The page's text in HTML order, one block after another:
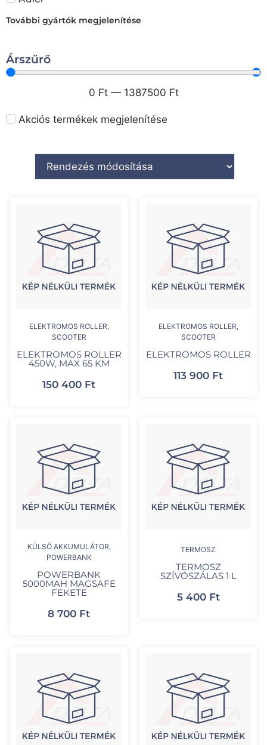
További gyártók megjelenítése
Árszűrő
0 Ft— 1387500 Ft
Akciós termékek megjelenítése
ELEKTROMOS ROLLER,
SCOOTER
ELEKTROMOS ROLLER
450W, MAX 65 KM
150 400 Ft
ELEKTROMOS ROLLER,
SCOOTER
ELEKTROMOS ROLLER
113 900 Ft
KÜLSŐ AKKUMULÁTOR,
POWERBANK
POWERBANK
5000MAH MAGSAFE
FEKETE
8 700 Ft
TERMOSZ
TERMOSZ
SZÍVÓSZÁLAS 1 L
5 400 Ft